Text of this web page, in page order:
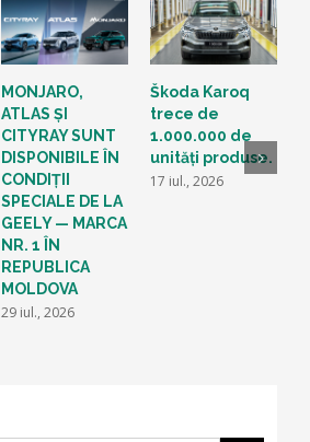
MONJARO,
ATLAS ȘI
CITYRAY SUNT
DISPONIBILE ÎN
CONDIȚII
SPECIALE DE LA
GEELY — MARCA
NR. 1 ÎN
REPUBLICA
MOLDOVA
29 iul., 2026
Škoda Karoq
trece de
1.000.000 de
unități produse.
17 iul., 2026